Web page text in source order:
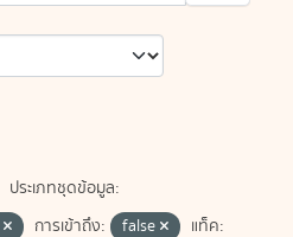
ประเภทชุดข้อมูล:
การเข้าถึง: false
แท็ค: